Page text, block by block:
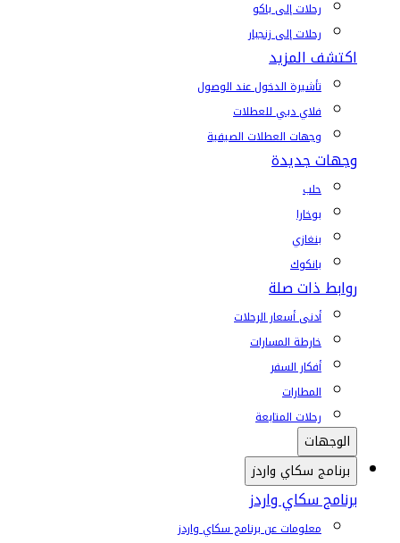
رحلات إلى باكو
رحلات إلى زنجبار
اكتشف المزيد
تأشيرة الدخول عند الوصول
فلاي دبي للعطلات
وجهات العطلات الصيفية
وجهات جديدة
حلب
بوخارا
بنغازي
بانكوك
روابط ذات صلة
أدنى أسعار الرحلات
خارطة المسارات
أفكار السفر
المطارات
رحلات المتابعة
الوجهات
برنامج سكاي واردز
برنامج سكاي واردز
معلومات عن برنامج سكاي واردز